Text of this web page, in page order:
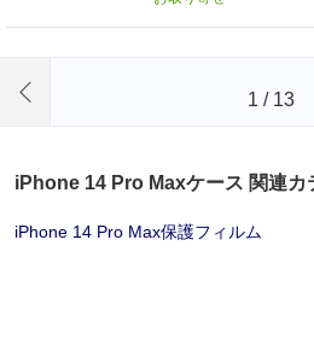
1 / 13
iPhone 14 Pro Maxケース 関連カ
iPhone 14 Pro Max保護フィルム